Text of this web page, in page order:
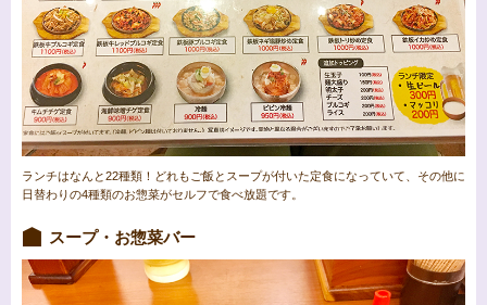
ランチはなんと22種類！どれもご飯とスープが付いた定食になっていて、その他に
日替わりの4種類のお惣菜がセルフで食べ放題です。
スープ・お惣菜バー